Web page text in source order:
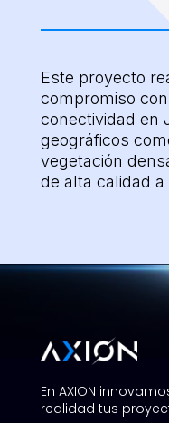
Este proyecto
compromiso
conectividad en
geográficos
vegetación
de alta calidad
En AXION
realidad tus